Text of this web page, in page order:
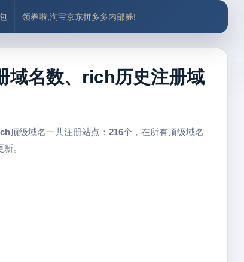
领券啦,淘宝京东拼多多内部券!
名数、rich历史注册域
顶级域名一共注册站点： 216个，在所有顶级域名
。